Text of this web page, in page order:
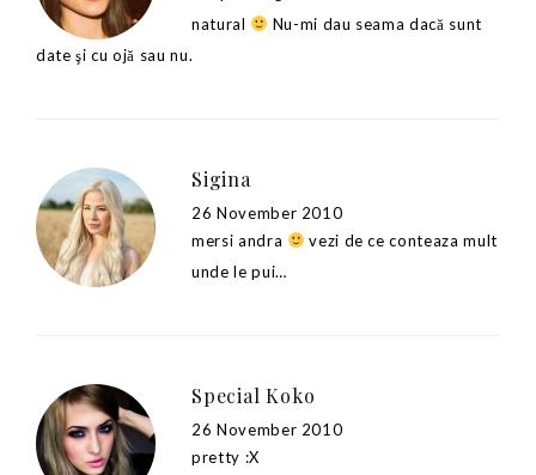
natural
Nu-mi dau seama dacă sunt
date şi cu ojă sau nu.
Sigina
26 November 2010
mersi andra
vezi de ce conteaza mult
unde le pui…
Special Koko
26 November 2010
pretty :X